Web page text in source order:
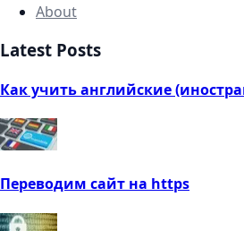
About
Latest Posts
Как учить английские
Переводим сайт на https